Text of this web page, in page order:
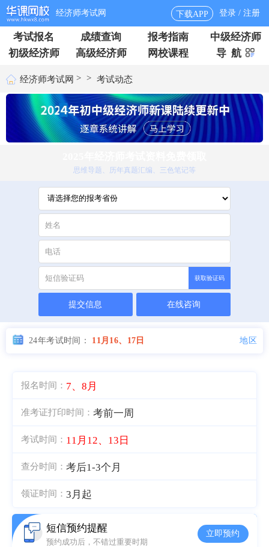
经济师考试网 下载APP 登录 / 注册
考试报名 成绩查询 报考指南
中级经济师
初级经济师
高级经济师 网校课程 导 航
经济师考试网 > > 考试动态
思维导题、历年真题汇编、三色笔记等
获取验证码
提交信息 在线咨询
24年考试时间： 11月16、17日 地区
报名时间： 7、8月
准考证打印时间： 考前一周
考试时间： 11月12、13日
查分时间： 考后1-3个月
领证时间： 3月起
短信预约提醒
预约成功后，不错过重要时期
立即预约